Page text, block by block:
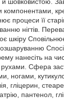
компонентами,
процеси її
нігтів.
шкіру
розшаруванню
нанесіть на
Сфера
ногами,
гліцерин,
пантенол,